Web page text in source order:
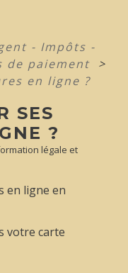
- Impôts -
de paiement >
en ligne ?
SES
?
légale et
en ligne en
votre carte